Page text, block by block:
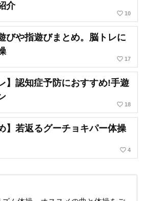
介
favorite_border 10
びや指遊びまとめ。脳トレに
favorite_border 17
】認知症予防におすすめ!手遊
favorite_border 18
】若返るグーチョキパー体操
favorite_border 4